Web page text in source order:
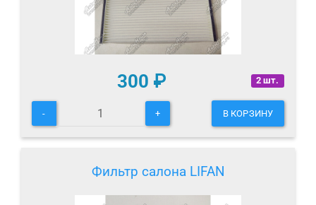
2 шт.
300 ₽
- + В КОРЗИНУ
Фильтр салона LIFAN